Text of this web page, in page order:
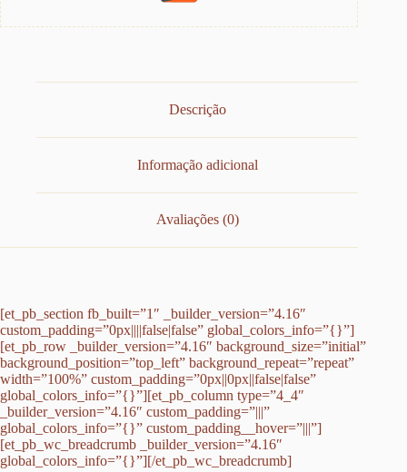
Descrição
Informação adicional
Avaliações (0)
[et_pb_section fb_built=”1″ _builder_version=”4.16″
custom_padding=”0px||||false|false” global_colors_info=”{}”]
[et_pb_row _builder_version=”4.16″ background_size=”initial”
background_position=”top_left” background_repeat=”repeat”
width=”100%” custom_padding=”0px||0px||false|false”
global_colors_info=”{}”][et_pb_column type=”4_4″
_builder_version=”4.16″ custom_padding=”|||”
global_colors_info=”{}” custom_padding__hover=”|||”]
[et_pb_wc_breadcrumb _builder_version=”4.16″
global_colors_info=”{}”][/et_pb_wc_breadcrumb]